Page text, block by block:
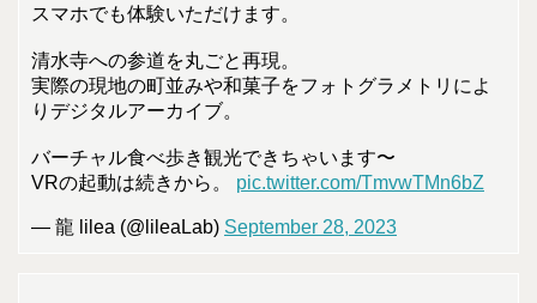
スマホでも体験いただけます。
清水寺への参道を丸ごと再現。
実際の現地の町並みや和菓子をフォトグラメトリによ
りデジタルアーカイブ。
バーチャル食べ歩き観光できちゃいます〜
VRの起動は続きから。 pic.twitter.com/TmvwTMn6bZ
— 龍 lilea (@lileaLab) September 28, 2023